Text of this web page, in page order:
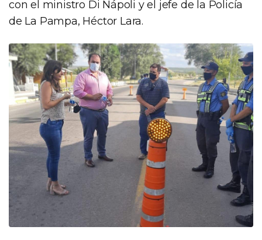
con el ministro Di Nápoli y el jefe de la Policía
de La Pampa, Héctor Lara.